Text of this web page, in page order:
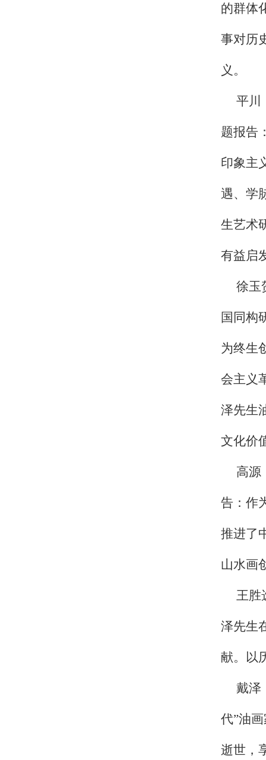
的群体
事对历
义。
平川
题报告
印象主
遇、学
生艺术
有益启
徐玉
国同构
为终生
会主义
泽先生
文化价
高源
告：作
推进了
山水画
王胜
泽先生
献。以
戴泽
代”油
逝世，